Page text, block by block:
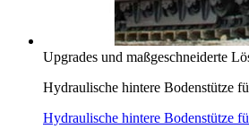
Upgrades und maßgeschneiderte
Hydraulische hintere Bodenstütze
Hydraulische hintere Bodenstütze